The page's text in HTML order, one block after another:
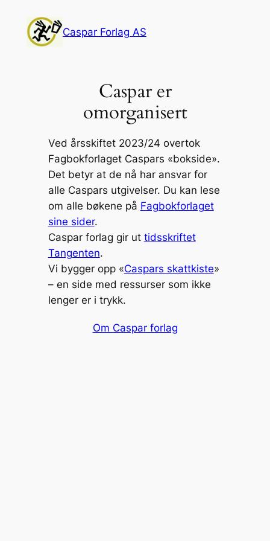
content
Caspar Forlag AS
Caspar er
omorganisert
Ved årsskiftet 2023/24 overtok
Fagbokforlaget Caspars «bokside».
Det betyr at de nå har ansvar for
alle Caspars utgivelser. Du kan lese
om alle bøkene på Fagbokforlaget
sine sider.
Caspar forlag gir ut tidsskriftet
Tangenten.
Vi bygger opp «Caspars skattkiste»
– en side med ressurser som ikke
lenger er i trykk.
Om Caspar forlag